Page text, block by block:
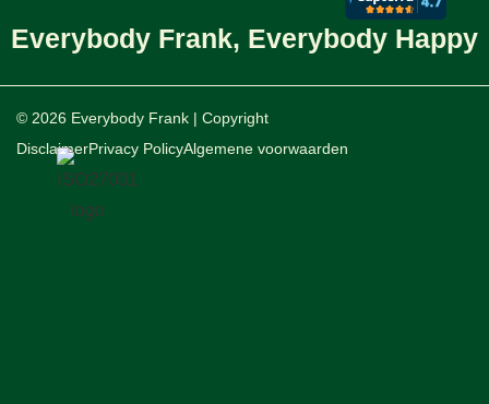
Everybody Frank, Everybody Happy
© 2026 Everybody Frank | Copyright
DisclaimerPrivacy PolicyAlgemene voorwaarden